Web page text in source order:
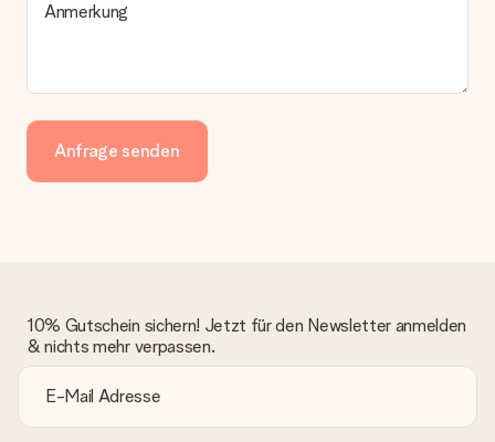
Anmerkung
Anfrage senden
10% Gutschein sichern! Jetzt für den Newsletter anmelden
& nichts mehr verpassen.